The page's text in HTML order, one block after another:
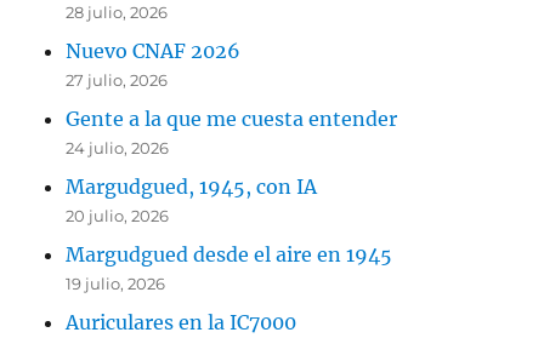
28 julio, 2026
Nuevo CNAF 2026
27 julio, 2026
Gente a la que me cuesta entender
24 julio, 2026
Margudgued, 1945, con IA
20 julio, 2026
Margudgued desde el aire en 1945
19 julio, 2026
Auriculares en la IC7000